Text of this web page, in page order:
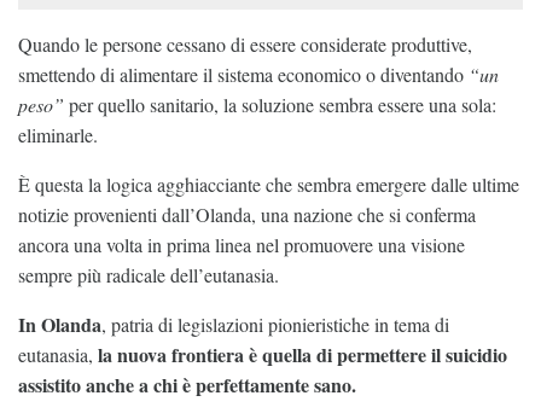
Quando le persone cessano di essere considerate produttive,
smettendo di alimentare il sistema economico o diventando “un
peso” per quello sanitario, la soluzione sembra essere una sola:
eliminarle.
È questa la logica agghiacciante che sembra emergere dalle ultime
notizie provenienti dall’Olanda, una nazione che si conferma
ancora una volta in prima linea nel promuovere una visione
sempre più radicale dell’eutanasia.
In Olanda, patria di legislazioni pionieristiche in tema di
eutanasia, la nuova frontiera è quella di permettere il suicidio
assistito anche a chi è perfettamente sano.